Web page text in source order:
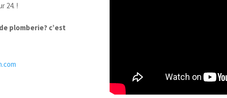
24. !
plomberie? c’est